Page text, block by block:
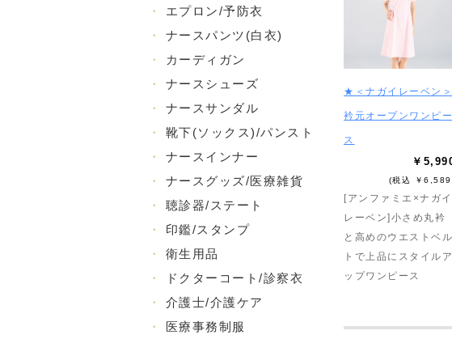
・
エプロン/予防衣
・
ナースパンツ(白衣)
・
カーディガン
・
ナースシューズ
・
ナースサンダル
・
靴下(ソックス)/パンスト
・
ナースインナー
・
ナースグッズ/医療雑貨
・
聴診器/ステート
・
印鑑/スタンプ
・
衛生用品
・
ドクターコート/診察衣
・
介護士/介護ケア
・
医療事務制服
★＜ナガイレーベン＞
衿元オープンワンピー
ス
￥
(税込 ￥
[アンファミエ×ナガイ
レーベン]小さめ丸衿
と高めのウエストベル
トで上品にスタイルア
ップワンピース